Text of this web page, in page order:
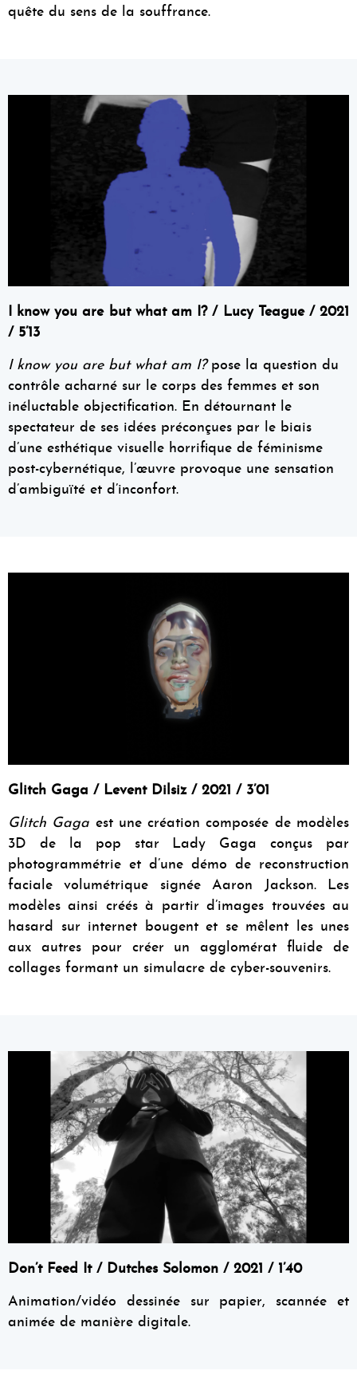
quête du sens de la souffrance.
I know you are but what am I? / Lucy Teague / 2021
/ 5’13
I know you are but what am I?pose la question du
contrôle acharné sur le corps des femmes et son
inéluctable objectification. En détournant le
spectateur de ses idées préconçues par le biais
d’une esthétique visuelle horrifique de féminisme
post-cybernétique, l’œuvre provoque une sensation
d’ambiguïté et d’inconfort.
Glitch Gaga / Levent Dilsiz / 2021 / 3’01
Glitch Gaga est une création composée de modèles
3D de la pop star Lady Gaga conçus par
photogrammétrie et d’une démo de reconstruction
faciale volumétrique signée Aaron Jackson. Les
modèles ainsi créés à partir d’images trouvées au
hasard sur internet bougent et se mêlent les unes
aux autres pour créer un agglomérat fluide de
collages formant un simulacre de cyber-souvenirs.
Don’t Feed It / Dutches Solomon / 2021 / 1’40
Animation/vidéo dessinée sur papier, scannée et
animée de manière digitale.